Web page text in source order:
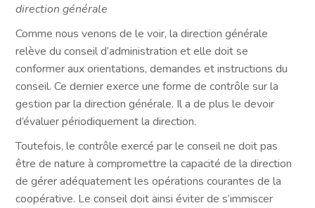
direction générale
Comme nous venons de le voir, la direction générale
relève du conseil d’administration et elle doit se
conformer aux orientations, demandes et instructions du
conseil. Ce dernier exerce une forme de contrôle sur la
gestion par la direction générale. Il a de plus le devoir
d’évaluer périodiquement la direction.
Toutefois, le contrôle exercé par le conseil ne doit pas
être de nature à compromettre la capacité de la direction
de gérer adéquatement les opérations courantes de la
coopérative. Le conseil doit ainsi éviter de s’immiscer